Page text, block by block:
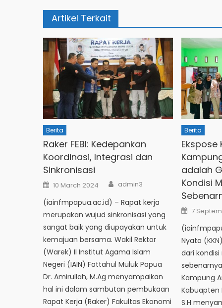
Artikel Terkait
Berita
Raker FEBI: Kedepankan
Koordinasi, Integrasi dan
Sinkronisasi
Posted
on
10 March 2024 Author
admin3
(iainfmpapua.ac.id) – Rapat kerja
merupakan wujud sinkronisasi yang
sangat baik yang diupayakan untuk
kemajuan bersama. Wakil Rektor
(Warek) II Institut Agama Islam
Negeri (IAIN) Fattahul Muluk Papua
Dr. Amirullah, M.Ag menyampaikan
hal ini dalam sambutan pembukaan
Rapat Kerja (Raker) Fakultas Ekonomi
Berita
Ekspose
adalah
Kondisi
Posted
on
7
Nyata
dari
Kampung
Kabuapten
S.H